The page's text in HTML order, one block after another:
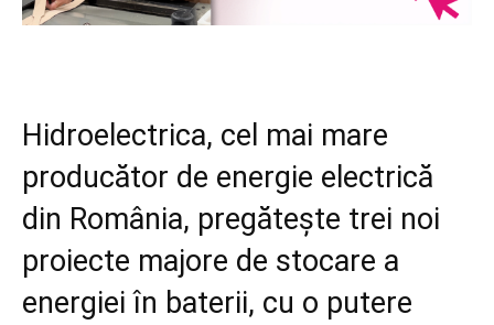
Hidroelectrica, cel mai mare
producător de energie electrică
din România, pregătește trei noi
proiecte majore de stocare a
energiei în baterii, cu o putere